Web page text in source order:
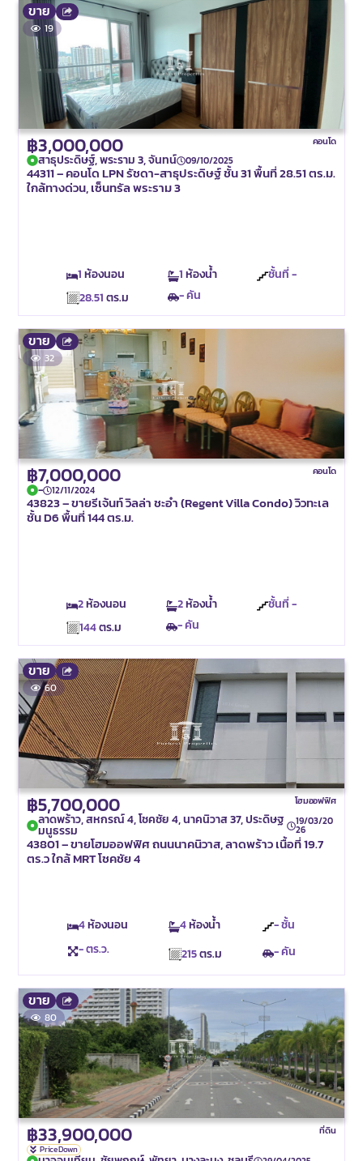
ขาย
19
฿3,000,000 คอนโด
สาธุประดิษฐ์, พระราม 3, จันทน์ 09/10/2025
44311 – คอนโด LPN รัชดา-สาธุประดิษฐ์ ชั้น 31 พื้นที่ 28.51 ตร.ม.
ใกล้ทางด่วน, เซ็นทรัล พระราม 3
1ห้องนอน 1ห้องน้ำ
ชั้นที่ -
28.51ตร.ม - คัน
ขาย
32
฿7,000,000 คอนโด
- 12/11/2024
43823 – ขายรีเจ้นท์ วิลล่า ชะอำ (Regent Villa Condo) วิวทะเล
ชั้น D6 พื้นที่ 144 ตร.ม.
2ห้องนอน 2ห้องน้ำ
ชั้นที่ -
144ตร.ม - คัน
ขาย
60
฿5,700,000 โฮมออฟฟิศ
ลาดพร้าว, สหกรณ์ 4, โชคชัย 4, นาคนิวาส 37, ประดิษฐ
มนูธรรม
19/03/20
26
43801 – ขายโฮมออฟฟิศ ถนนนาคนิวาส, ลาดพร้าว เนื้อที่ 19.7
ตร.ว ใกล้ MRT โชคชัย 4
4ห้องนอน 4ห้องน้ำ
- ชั้น
- ตร.ว.
215ตร.ม - คัน
ขาย
80
฿33,900,000 ที่ดิน
Price Down